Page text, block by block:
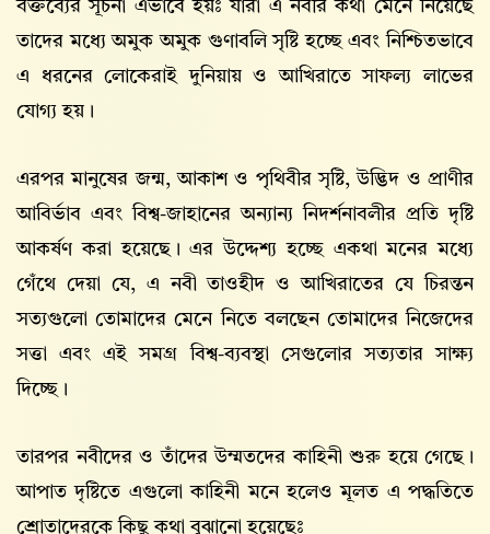
বক্তব্যের সূচনা এভাবে হয়ঃ যারা এ নবীর কথা মেনে নিয়েছে
তাদের মধ্যে অমুক অমুক গুণাবলি সৃষ্টি হচ্ছে এবং নিশ্চিতভাবে
এ ধরনের লোকেরাই দুনিয়ায় ও আখিরাতে সাফল্য লাভের
যোগ্য হয়।
এরপর মানুষের জন্ম, আকাশ ও পৃথিবীর সৃষ্টি, উদ্ভিদ ও প্রাণীর
আবির্ভাব এবং বিশ্ব-জাহানের অন্যান্য নিদর্শনাবলীর প্রতি দৃষ্টি
আকর্ষণ করা হয়েছে। এর উদ্দেশ্য হচ্ছে একথা মনের মধ্যে
গেঁথে দেয়া যে, এ নবী তাওহীদ ও আখিরাতের যে চিরন্তন
সত্যগুলো তোমাদের মেনে নিতে বলছেন তোমাদের নিজেদের
সত্তা এবং এই সমগ্র বিশ্ব-ব্যবস্থা সেগুলোর সত্যতার সাক্ষ্য
দিচ্ছে।
তারপর নবীদের ও তাঁদের উম্মতদের কাহিনী শুরু হয়ে গেছে।
আপাত দৃষ্টিতে এগুলো কাহিনী মনে হলেও মূলত এ পদ্ধতিতে
শ্রোতাদেরকে কিছু কথা বুঝানো হয়েছেঃ